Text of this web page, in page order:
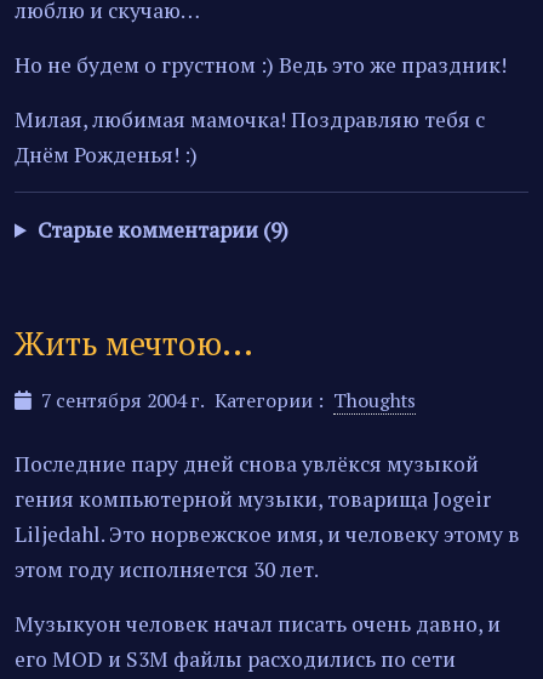
люблю и скучаю…
Но не будем о грустном :) Ведь это же праздник!
Милая, любимая мамочка! Поздравляю тебя с
Днём Рожденья! :)
Старые комментарии (9)
Жить мечтою...
7 сентября 2004 г. Категории : Thoughts
Последние пару дней снова увлёкся музыкой
гения компьютерной музыки, товарища Jogeir
Liljedahl. Это норвежское имя, и человеку этому в
этом году исполняется 30 лет.
Музыкуон человек начал писать очень давно, и
его MOD и S3M файлы расходились по сети